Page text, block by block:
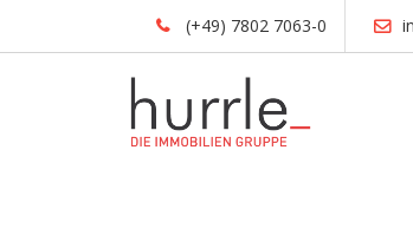
(+49) 7802 7063-0